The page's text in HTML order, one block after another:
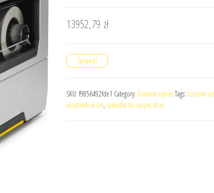
13952,79 zł
Sprawdź
SKU: f9856492fde1 Category: Drukarki etykietTags: koziołki
wizytówki w cm, zakładka do książki druk